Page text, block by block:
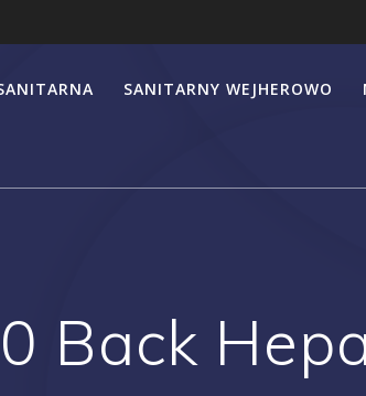
SANITARNY WEJHEROWO
Back